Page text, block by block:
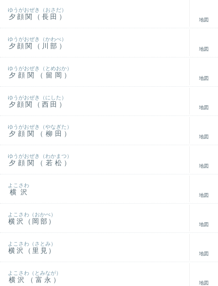
夕顔関（長田）
ゆうがおぜき（おさだ）
地図
夕顔関（川部）
ゆうがおぜき（かわべ）
地図
夕顔関（留岡）
ゆうがおぜき（とめおか）
地図
夕顔関（西田）
ゆうがおぜき（にした）
地図
夕顔関（柳田）
ゆうがおぜき（やなぎた）
地図
夕顔関（若松）
ゆうがおぜき（わかまつ）
地図
横沢
よこさわ
地図
横沢（岡部）
よこさわ（おかべ）
地図
横沢（里見）
よこさわ（さとみ）
地図
横沢（富永）
よこさわ（とみなが）
地図